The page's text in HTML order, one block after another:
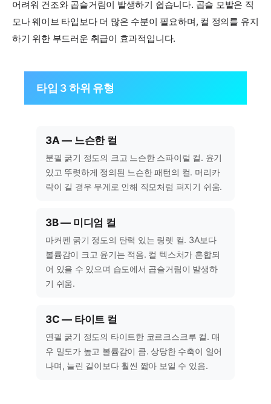
어려워 건조와 곱슬거림이 발생하기 쉽습니다. 곱슬 모발은 직
모나 웨이브 타입보다 더 많은 수분이 필요하며, 컬 정의를 유지
하기 위한 부드러운 취급이 효과적입니다.
타입 3 하위 유형
3A — 느슨한 컬
분필 굵기 정도의 크고 느슨한 스파이럴 컬. 윤기
있고 뚜렷하게 정의된 느슨한 패턴의 컬. 머리카
락이 길 경우 무게로 인해 직모처럼 펴지기 쉬움.
3B — 미디엄 컬
마커펜 굵기 정도의 탄력 있는 링렛 컬. 3A보다
볼륨감이 크고 윤기는 적음. 컬 텍스처가 혼합되
어 있을 수 있으며 습도에서 곱슬거림이 발생하
기 쉬움.
3C — 타이트 컬
연필 굵기 정도의 타이트한 코르크스크루 컬. 매
우 밀도가 높고 볼륨감이 큼. 상당한 수축이 일어
나며, 늘린 길이보다 훨씬 짧아 보일 수 있음.